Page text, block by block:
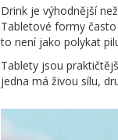
Drink je výhodnější
Tabletové formy
to není jako polykat
Tablety jsou
jedna má živou sílu,